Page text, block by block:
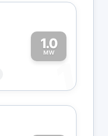
1.0
MW
1